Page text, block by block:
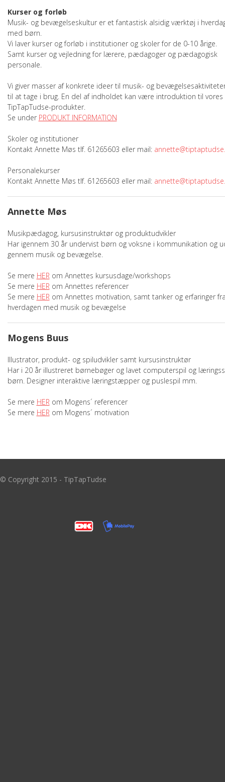
KURSER
KØB
SÅDAN KØBER DU
PROFIL
PRODUKT INFORMATION
VILKÅR
PRIVATLIVSPOLITIK
Kurser og forløb
Musik- og bevægelseskultur er et fantastisk alsidig værktøj i
med børn.
Vi laver kurser og forløb i institutioner og skoler for de 0-10 årige.
Samt kurser og vejledning for lærere, pædagoger og pædagogisk
personale.
Vi giver masser af konkrete ideer til musik- og
til at tage i brug. En del af indholdet kan være introduktion til vores
TipTapTudse-produkter.
Se under PRODUKT INFORMATION
Skoler og institutioner
Kontakt Annette Møs tlf. 61265603 eller mail:
Personalekurser
Kontakt Annette Møs tlf. 61265603 eller mail:
Annette Møs
Musikpædagog, kursusinstruktør og produktudvikler
Har igennem 30 år undervist børn og voksne i kommunikation og
gennem musik og bevægelse.
Se mere HERom Annettes kursusdage/workshops
Se mere HERom Annettes referencer
Se mere HERom Annettes motivation, samt tanker og erfaringer
hverdagen med musik og bevægelse
Mogens Buus
Illustrator, produkt- og spiludvikler samt kursusinstruktør
Har i 20 år illustreret børnebøger og lavet computerspil og
børn. Designer interaktive læringstæpper og puslespil mm.
Se mere HERom Mogens´ referencer
Se mere HERom Mogens´ motivation
© Copyright 2015 - TipTapTudse